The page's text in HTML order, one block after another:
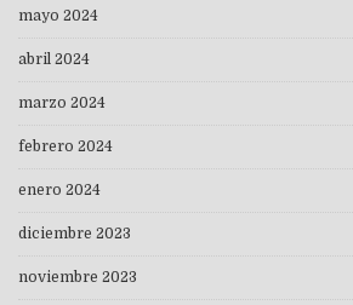
mayo 2024
abril 2024
marzo 2024
febrero 2024
enero 2024
diciembre 2023
noviembre 2023